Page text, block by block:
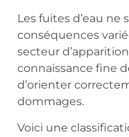
Les fuites d’eau
conséquences
secteur
connaissance fine
d’orienter
dommages.
Voici une